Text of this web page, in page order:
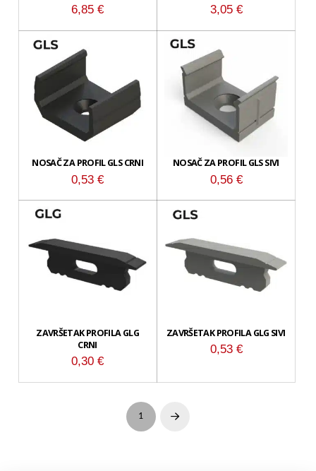
6,85€ 3,05 €
NOSAČ ZA PROFIL GLS CRNI
0,53€
NOSAČ ZA PROFIL GLS SIVI
0,56 €
ZAVRŠETAK PROFILA GLG
CRNI
0,30€
ZAVRŠETAK PROFILA GLG SIVI
0,53 €
1 Next